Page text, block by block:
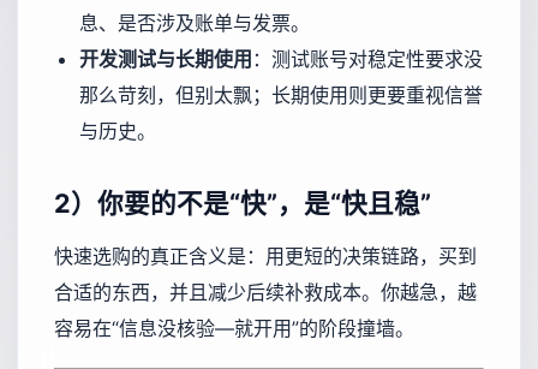
息、是否涉及账单与发票。
开发测试与长期使用 ：测试账号对稳定性要求没
那么苛刻，但别太飘；长期使用则更要重视信誉
与历史。
2）你要的不是“快”，是“快且稳”
快速选购的真正含义是：用更短的决策链路，买到
合适的东西，并且减少后续补救成本。你越急，越
容易在“信息没核验—就开用”的阶段撞墙。